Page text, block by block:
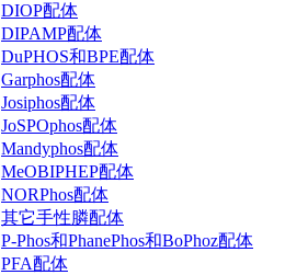
DIOP配体
DIPAMP配体
DuPHOS和BPE配体
Garphos配体
Josiphos配体
JoSPOphos配体
Mandyphos配体
MeOBIPHEP配体
NORPhos配体
其它手性膦配体
P-Phos和PhanePhos和BoPhoz配体
PFA配体